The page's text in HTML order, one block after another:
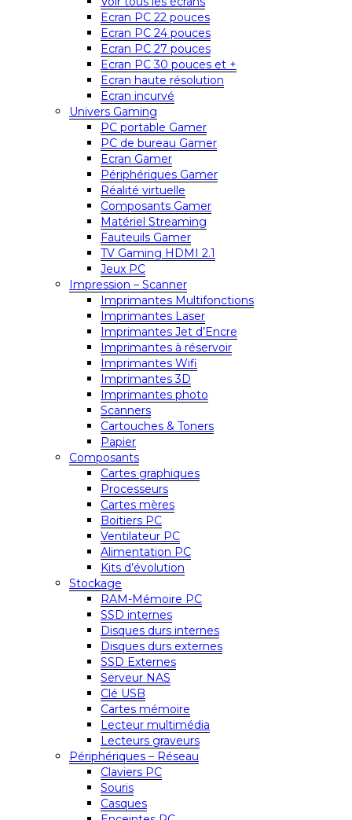
Ecran PC 22 pouces
Ecran PC 24 pouces
Ecran PC 27 pouces
Ecran PC 30 pouces et +
Ecran haute résolution
Ecran incurvé
Univers Gaming
PC portable Gamer
PC de bureau Gamer
Ecran Gamer
Périphériques Gamer
Réalité virtuelle
Composants Gamer
Matériel Streaming
Fauteuils Gamer
TV Gaming HDMI 2.1
Jeux PC
Impression – Scanner
Imprimantes Multifonctions
Imprimantes Laser
Imprimantes Jet d’Encre
Imprimantes à réservoir
Imprimantes Wifi
Imprimantes 3D
Imprimantes photo
Scanners
Cartouches & Toners
Papier
Composants
Cartes graphiques
Processeurs
Cartes mères
Boitiers PC
Ventilateur PC
Alimentation PC
Kits d’évolution
Stockage
RAM-Mémoire PC
SSD internes
Disques durs internes
Disques durs externes
SSD Externes
Serveur NAS
Clé USB
Cartes mémoire
Lecteur multimédia
Lecteurs graveurs
Périphériques – Réseau
Claviers PC
Souris
Casques